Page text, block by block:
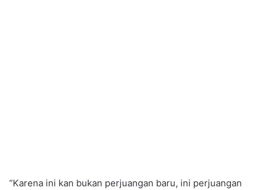
“Karena ini kan bukan perjuangan baru, ini perjuangan